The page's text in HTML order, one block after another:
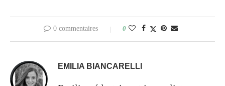
0 commentaires 0
EMILIA BIANCARELLI